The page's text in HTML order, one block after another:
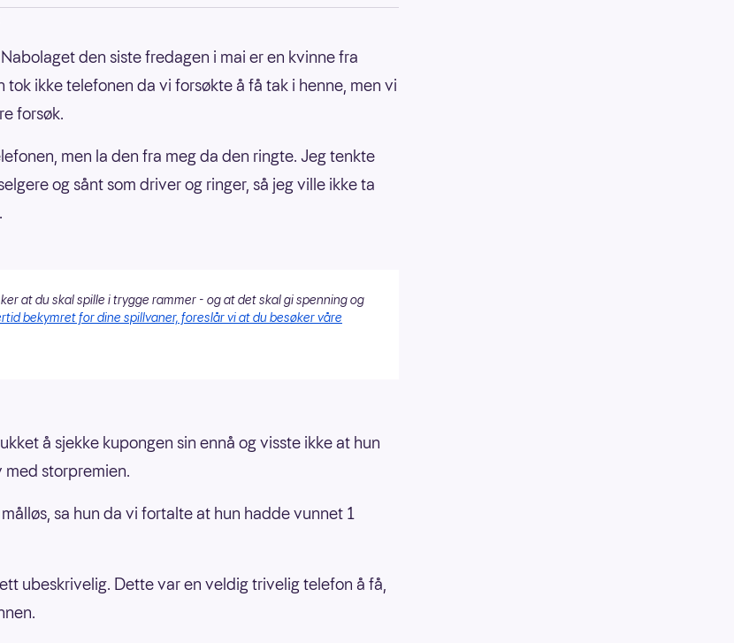
den siste fredagen i mai er en kvinne fra
tok ikke telefonen da vi forsøkte å få tak i henne, men vi
forsøk.
men la den fra meg da den ringte. Jeg tenkte
og sånt som driver og ringer, så jeg ville ikke ta
at du skal spille i trygge rammer - og at det skal gi spenning og
bekymret for dine spillvaner, foreslår vi at du besøker våre
å sjekke kupongen sin ennå og visste ikke at hun
storpremien.
målløs, sa hun da vi fortalte at hun hadde vunnet 1
ubeskrivelig. Dette var en veldig trivelig telefon å få,